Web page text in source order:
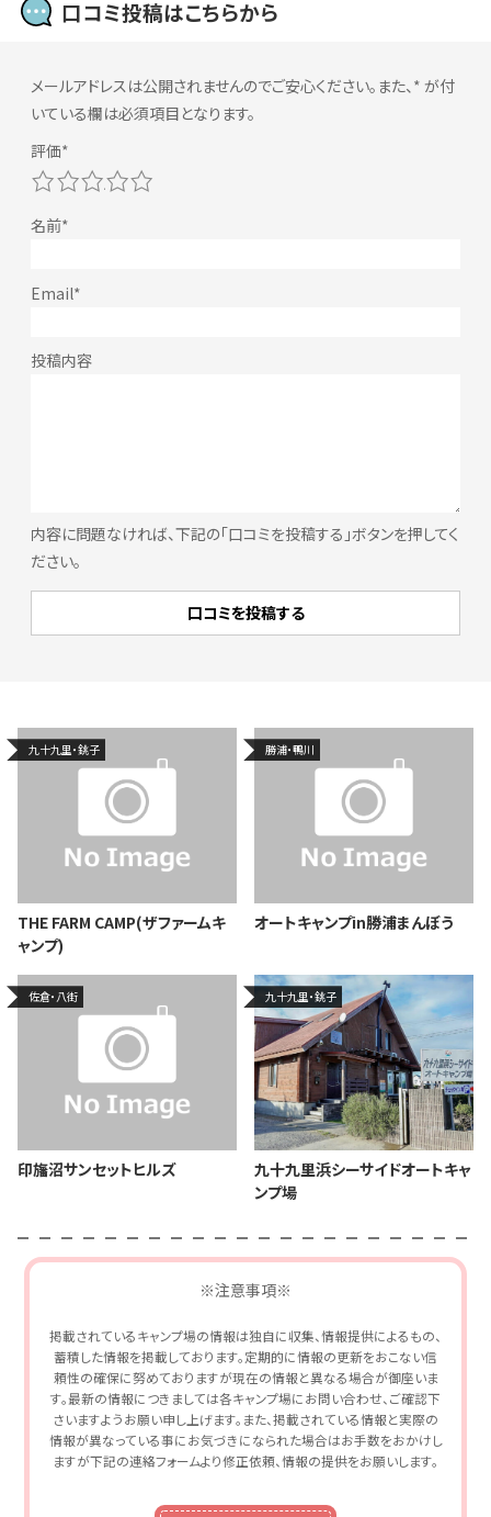
口コミ投稿はこちらから
メールアドレスは公開されませんのでご安心ください。また、 * が付
いている欄は必須項目となります。
内容に問題なければ、下記の「口コミを投稿する」ボタンを押してく
ださい。
5
4
3
2
九十九里・銚子
THE FARM CAMP(ザファームキ
ャンプ)
勝浦・鴨川
オートキャンプin勝浦まんぼう
佐倉・八街
印旛沼サンセットヒルズ
九十九里・銚子
九十九里浜シーサイドオートキャ
ンプ場
※注意事項※
掲載されているキャンプ場の情報は独自に収集、情報提供によるもの、
蓄積した情報を掲載しております。定期的に情報の更新をおこない信
頼性の確保に努めておりますが現在の情報と異なる場合が御座いま
す。最新の情報につきましては各キャンプ場にお問い合わせ、ご確認下
さいますようお願い申し上げます。また、掲載されている情報と実際の
情報が異なっている事にお気づきになられた場合はお手数をおかけし
ますが下記の連絡フォームより修正依頼、情報の提供をお願いします。